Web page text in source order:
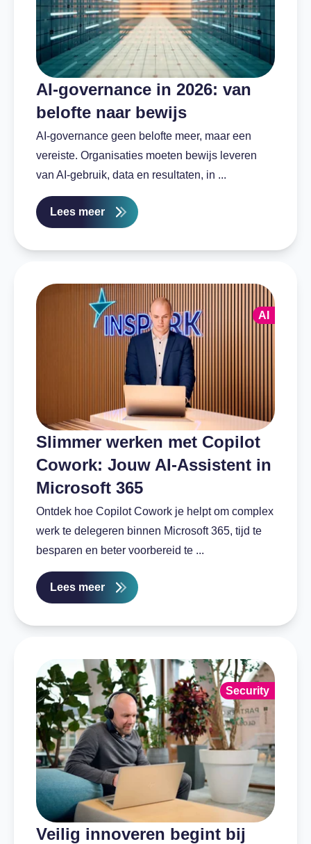
AI-governance in 2026: van
belofte naar bewijs
AI-governance geen belofte meer, maar een
vereiste. Organisaties moeten bewijs leveren
van AI-gebruik, data en resultaten, in ...
Lees meer
Slimmer werken met Copilot
Cowork: Jouw AI-Assistent in
Microsoft 365
Ontdek hoe Copilot Cowork je helpt om complex
werk te delegeren binnen Microsoft 365, tijd te
besparen en beter voorbereid te ...
Lees meer
AI
Veilig innoveren begint bij
Security